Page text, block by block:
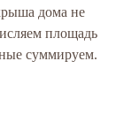
дома не
площадь
суммируем.